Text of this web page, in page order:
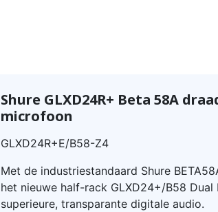
Shure GLXD24R+ Beta 58A
microfoon
GLXD24R+E/B58-Z4
Met de industriestandaard Shure
het nieuwe half-rack GLXD24+/B58 Dual
superieure, transparante digitale audio.